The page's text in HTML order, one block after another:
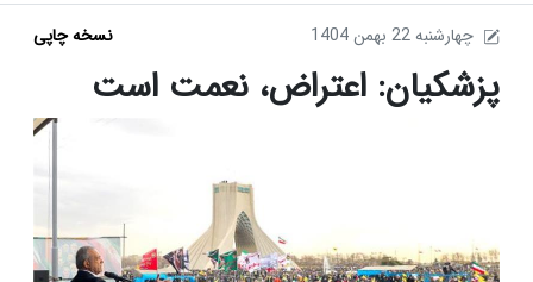
1404 چهارشنبه 22 بهمن نسخه چاپی
پزشکیان: اعتراض، نعمت است